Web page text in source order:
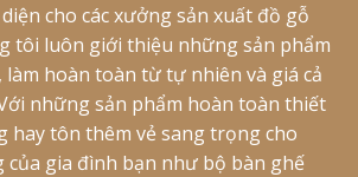
cho các xưởng sản xuất đồ gỗ
tôi luôn giới thiệu những sản phẩm
hoàn toàn từ tự nhiên và giá cả
những sản phẩm hoàn toàn thiết
hay tôn thêm vẻ sang trọng cho
của gia đình bạn như bộ bàn ghế